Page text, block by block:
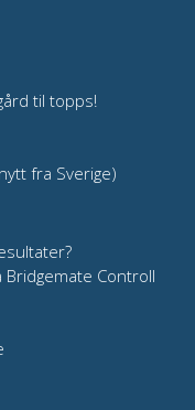
til topps!
fra Sverige)
Bridgemate Controll